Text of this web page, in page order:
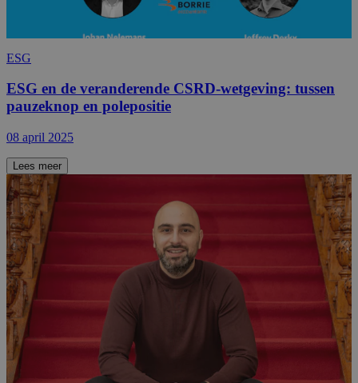
ESG
ESG en de veranderende CSRD-wetgeving: tussen
pauzeknop en polepositie
08 april 2025
Lees meer